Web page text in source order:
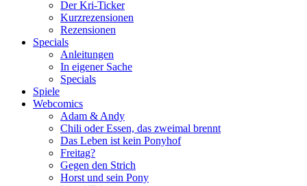
Der Kri-Ticker
Kurzrezensionen
Rezensionen
Specials
Anleitungen
In eigener Sache
Specials
Spiele
Webcomics
Adam & Andy
Chili oder Essen, das zweimal brennt
Das Leben ist kein Ponyhof
Freitag?
Gegen den Strich
Horst und sein Pony